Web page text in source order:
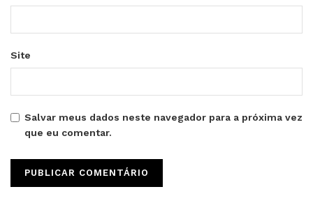
Site
Salvar meus dados neste navegador para a próxima vez
que eu comentar.